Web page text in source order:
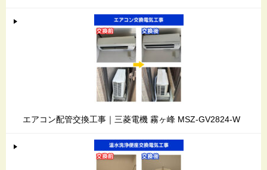
エアコン配管交換工事｜三菱電機 霧ヶ峰 MSZ-GV2824-W